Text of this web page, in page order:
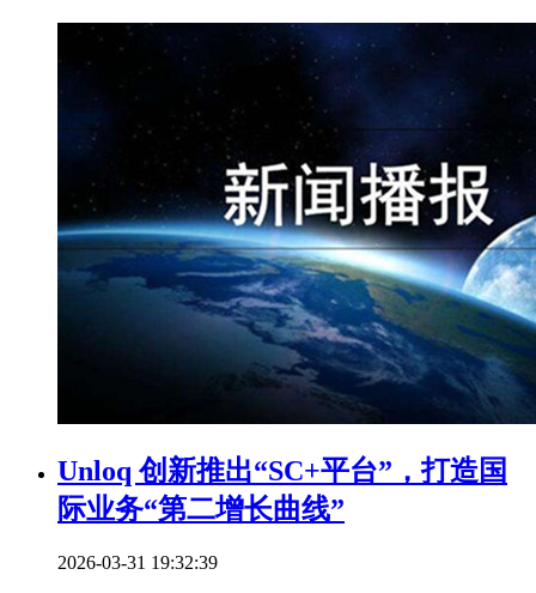
Unloq 创新推出“SC+平台”，打造国
际业务“第二增长曲线”
2026-03-31 19:32:39